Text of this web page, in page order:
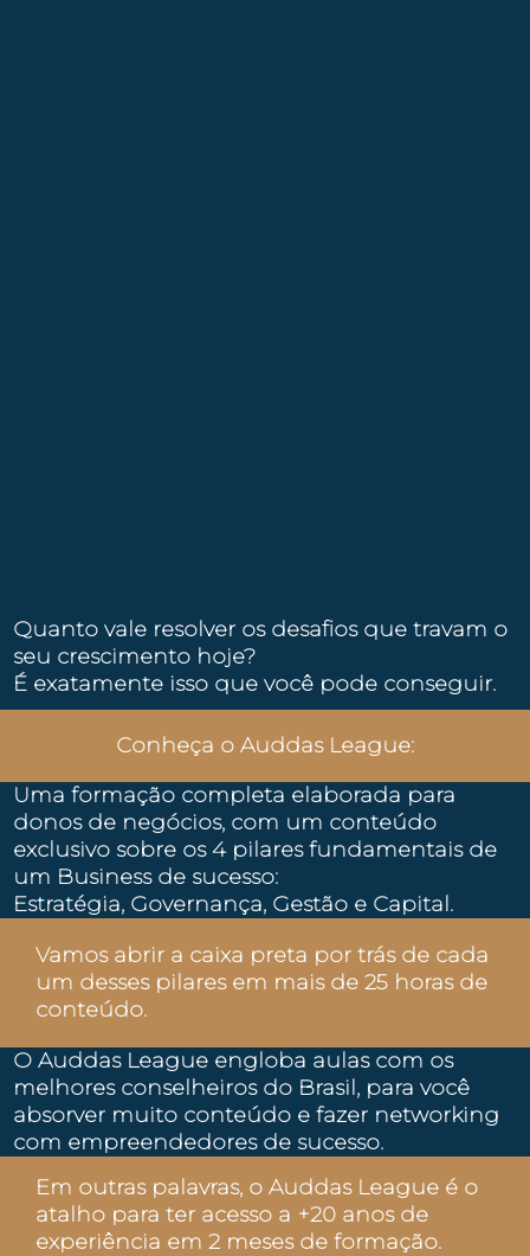
Quanto vale resolver os desafios que travam o
seu crescimento hoje?
É exatamente isso que você pode conseguir.
Conheça o Auddas League:
Uma formação completa elaborada para
donos de negócios, com um conteúdo
exclusivo sobre os 4 pilares fundamentais de
um Business de sucesso:
Estratégia, Governança, Gestão e Capital.
Vamos abrir a caixa preta por trás de cada
um desses pilares em mais de 25 horas de
conteúdo.
O Auddas League engloba aulas com os
melhores conselheiros do Brasil, para você
absorver muito conteúdo e fazer networking
com empreendedores de sucesso.
Em outras palavras, o Auddas League é o
atalho para ter acesso a +20 anos de
experiência em 2 meses de formação.